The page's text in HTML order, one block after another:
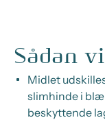
Sådan
Midlet
slimhinde i
beskyttende